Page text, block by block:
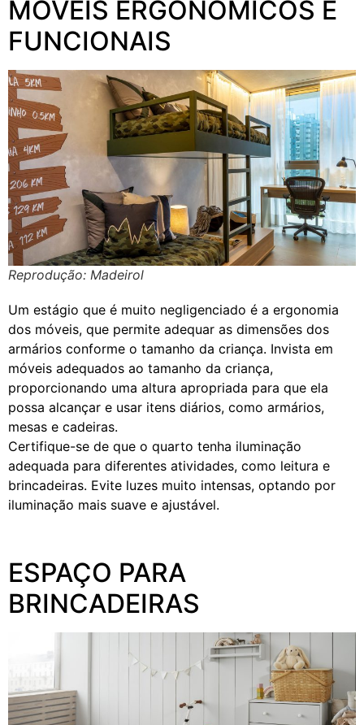
MÓVEIS ERGONÔMICOS E
FUNCIONAIS
Reprodução: Madeirol
Um estágio que é muito negligenciado é a ergonomia
dos móveis, que permite adequar as dimensões dos
armários conforme o tamanho da criança. Invista em
móveis adequados ao tamanho da criança,
proporcionando uma altura apropriada para que ela
possa alcançar e usar itens diários, como armários,
mesas e cadeiras.
Certifique-se de que o quarto tenha iluminação
adequada para diferentes atividades, como leitura e
brincadeiras. Evite luzes muito intensas, optando por
iluminação mais suave e ajustável.
ESPAÇO PARA
BRINCADEIRAS